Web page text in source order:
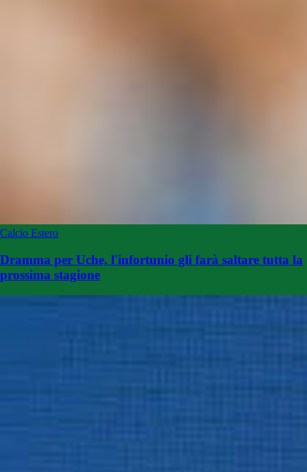
Calcio Estero
Dramma per Uche, l'infortunio gli farà saltare tutta la
prossima stagione